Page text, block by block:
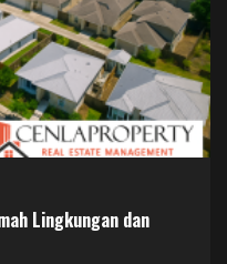
Lingkungan dan